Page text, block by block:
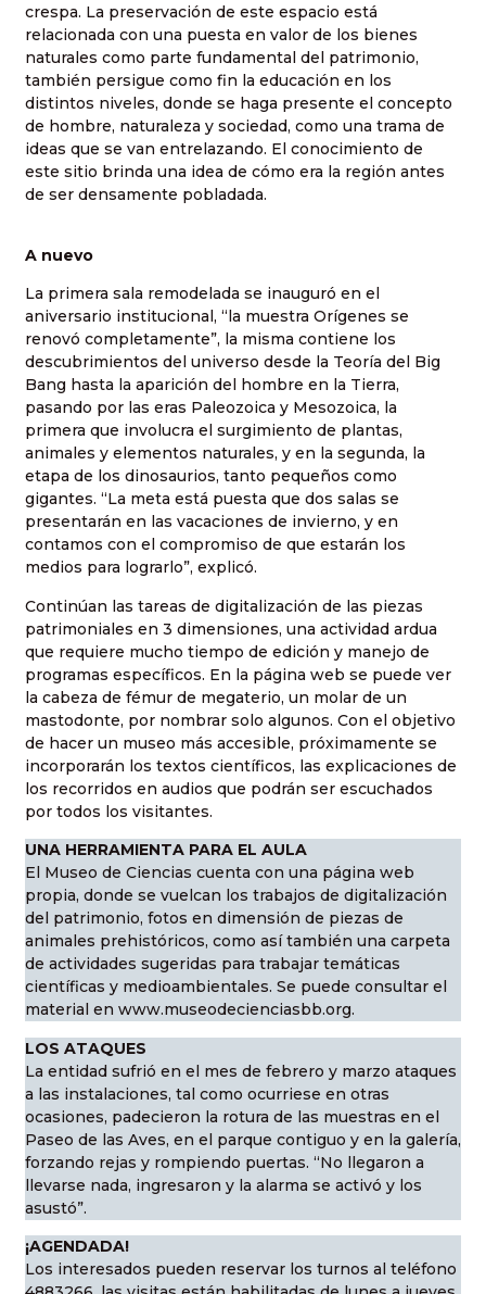
crespa. La preservación de este espacio está
relacionada con una puesta en valor de los bienes
naturales como parte fundamental del patrimonio,
también persigue como fin la educación en los
distintos niveles, donde se haga presente el concepto
de hombre, naturaleza y sociedad, como una trama de
ideas que se van entrelazando. El conocimiento de
este sitio brinda una idea de cómo era la región antes
de ser densamente pobladada.
A nuevo
La primera sala remodelada se inauguró en el
aniversario institucional, “la muestra Orígenes se
renovó completamente”, la misma contiene los
descubrimientos del universo desde la Teoría del Big
Bang hasta la aparición del hombre en la Tierra,
pasando por las eras Paleozoica y Mesozoica, la
primera que involucra el surgimiento de plantas,
animales y elementos naturales, y en la segunda, la
etapa de los dinosaurios, tanto pequeños como
gigantes. “La meta está puesta que dos salas se
presentarán en las vacaciones de invierno, y en
contamos con el compromiso de que estarán los
medios para lograrlo”, explicó.
Continúan las tareas de digitalización de las piezas
patrimoniales en 3 dimensiones, una actividad ardua
que requiere mucho tiempo de edición y manejo de
programas específicos. En la página web se puede ver
la cabeza de fémur de megaterio, un molar de un
mastodonte, por nombrar solo algunos. Con el objetivo
de hacer un museo más accesible, próximamente se
incorporarán los textos científicos, las explicaciones de
los recorridos en audios que podrán ser escuchados
por todos los visitantes.
UNA HERRAMIENTA PARA EL AULA
El Museo de Ciencias cuenta con una página web
propia, donde se vuelcan los trabajos de digitalización
del patrimonio, fotos en dimensión de piezas de
animales prehistóricos, como así también una carpeta
de actividades sugeridas para trabajar temáticas
científicas y medioambientales. Se puede consultar el
material en www.museodecienciasbb.org.
LOS ATAQUES
La entidad sufrió en el mes de febrero y marzo ataques
a las instalaciones, tal como ocurriese en otras
ocasiones, padecieron la rotura de las muestras en el
Paseo de las Aves, en el parque contiguo y en la galería,
forzando rejas y rompiendo puertas. “No llegaron a
llevarse nada, ingresaron y la alarma se activó y los
asustó”.
¡AGENDADA!
Los interesados pueden reservar los turnos al teléfono